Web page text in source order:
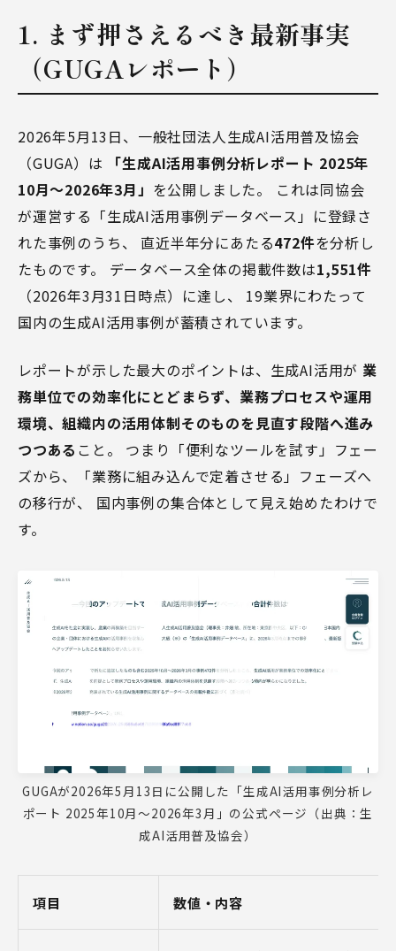
1. まず押さえるべき最新事実
（GUGAレポート）
2026年5月13日、一般社団法人生成AI活用普及協会
（GUGA）は
「生成AI活用事例分析レポート 2025年
10月〜2026年3月」 を公開しました。 これは同協会
が運営する「生成AI活用事例データベース」に登録さ
れた事例のうち、 直近半年分にあたる472件を分析し
たものです。 データベース全体の掲載件数は1,551件
（2026年3月31日時点）に達し、 19業界にわたって
国内の生成AI活用事例が蓄積されています。
レポートが示した最大のポイントは、生成AI活用が 業
務単位での効率化にとどまらず、業務プロセスや運用
環境、組織内の活用体制そのものを見直す段階へ進み
つつある こと。 つまり「便利なツールを試す」フェー
ズから、「業務に組み込んで定着させる」フェーズへ
の移行が、 国内事例の集合体として見え始めたわけで
す。
GUGAが2026年5月13日に公開した「生成AI活用事例分析レ
ポート 2025年10月〜2026年3月」の公式ページ（出典：生
成AI活用普及協会）
項目 数値・内容